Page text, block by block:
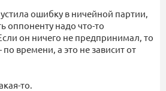
ошибку в ничейной партии,
оппоненту надо что-то
он ничего не предпринимал, то
времени, а это не зависит от
то.